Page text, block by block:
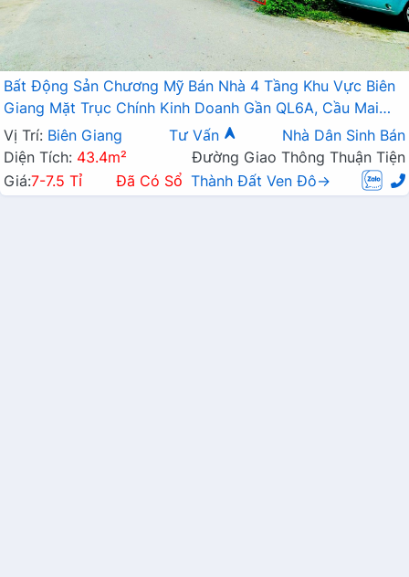
Bất Động Sản Chương Mỹ Bán Nhà 4 Tầng Khu Vực Biên
Giang Mặt Trục Chính Kinh Doanh Gần QL6A, Cầu Mai
Lĩnh Đang Mở Rộng
Vị Trí: Biên Giang Tư Vấn
Nhà Dân Sinh Bán
Diện Tích: 43.4m²
Đường Giao Thông Thuận Tiện
Giá:7-7.5 Tỉ Đã Có Sổ Thành Đất Ven Đô→